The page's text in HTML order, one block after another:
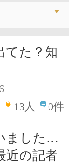
てた？知
13人 0件
ました…
近の記者